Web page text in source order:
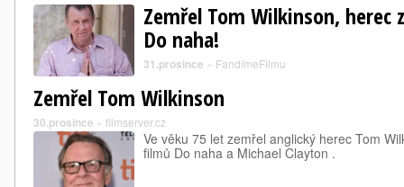
Zemřel Tom Wilkinson, herec
Do naha!
31.prosince » FandímeFilmu
Zemřel Tom Wilkinson
30.prosince » filmserver.cz
Ve věku 75 let zemřel anglický herec Tom
filmů Do naha a Michael Clayton .